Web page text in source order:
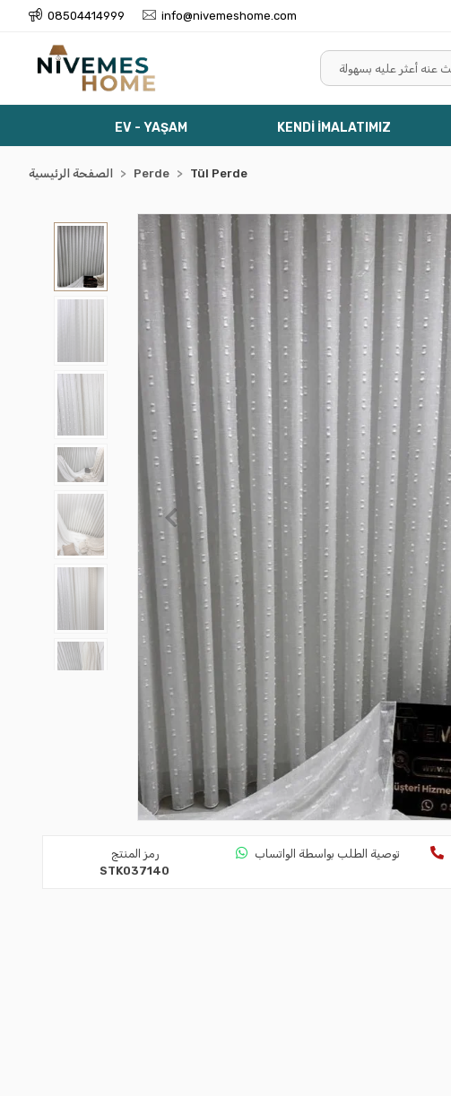
08504414999 info@nivemeshome.com
EV - YAŞAM KENDİ İMALATIMIZ
الصفحة الرئيسية Perde Tül Perde
رمز المنتج
STK037140
توصية الطلب بواسطة الواتساب